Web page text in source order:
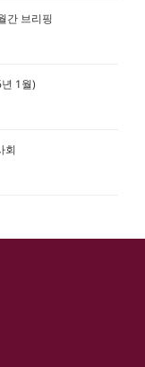
간 브리핑
1월)
회